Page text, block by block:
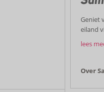
Geniet
eiland
houdt
dorpje
aan
lees
Over